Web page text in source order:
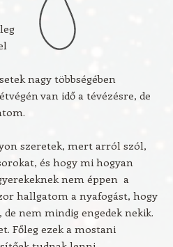
nagy többségében
van idő a tévézésre, de
szeretek, mert arról szól,
és hogy mi hogyan
nem éppen a
hallgatom a nyafogást, hogy
nem mindig engedek nekik.
Főleg ezek a mostani